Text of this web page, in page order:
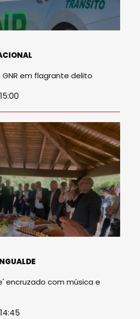
em flagrante delito
encruzado com música e